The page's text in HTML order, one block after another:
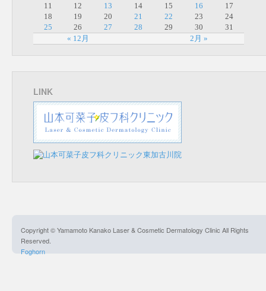
« 12月 2月 »
11
12 13 14 15 16
17
18
19 20 21 22 23
24
25
26 27 28 29 30 31
LINK
Copyright © Yamamoto Kanako Laser & Cosmetic Dermatology Clinic All Rights
Reserved.
Foghorn